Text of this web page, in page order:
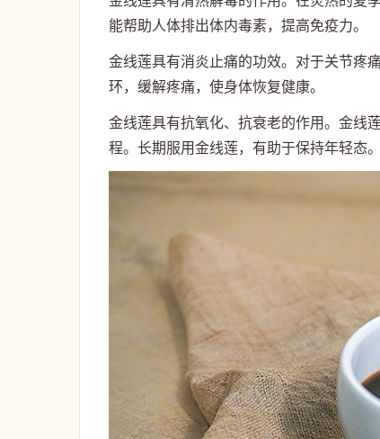
能帮助人体排出体内毒素，提高免疫力。
金线莲具有消炎止痛的功效。对于关节疼
环，缓解疼痛，使身体恢复健康。
金线莲具有抗氧化、抗衰老的作用。金线
程。长期服用金线莲，有助于保持年轻态。